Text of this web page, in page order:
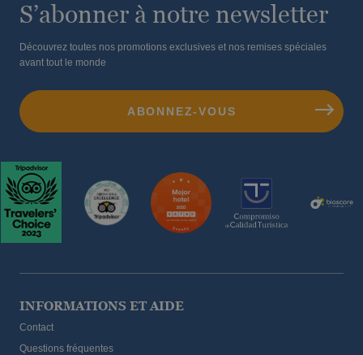
S’abonner à notre newsletter
Découvrez toutes nos promotions exclusives et nos remises spéciales
avant tout le monde
INFORMATIONS ET AIDE
Contact
Questions fréquentes